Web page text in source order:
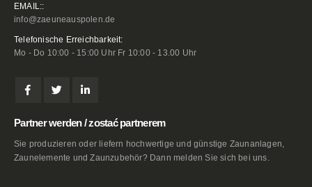
EMAIL::
info@zaeuneauspolen.de
Telefonische Erreichbarkeit:
Mo - Do 10:00 - 15:00 Uhr Fr 10:00 - 13.00 Uhr
Partner werden / zostać partnerem
Sie produzieren oder liefern hochwertige und günstige Zaunanlagen,
Zaunelemente und Zaunzubehör? Dann melden Sie sich bei uns.